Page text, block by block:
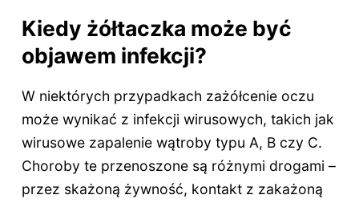
Kiedy żółtaczka może być
objawem infekcji?
W niektórych przypadkach zażółcenie oczu
może wynikać z infekcji wirusowych, takich jak
wirusowe zapalenie wątroby typu A, B czy C.
Choroby te przenoszone są różnymi drogami –
przez skażoną żywność, kontakt z zakażoną